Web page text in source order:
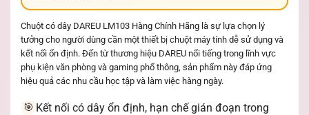
Chuột có dây DAREU LM103 Hàng Chính Hãng là sự lựa chọn lý
tưởng cho người dùng cần một thiết bị chuột máy tính dễ sử dụng và
kết nối ổn định. Đến từ thương hiệu DAREU nổi tiếng trong lĩnh vực
phụ kiện văn phòng và gaming phổ thông, sản phẩm này đáp ứng
hiệu quả các nhu cầu học tập và làm việc hàng ngày.
🎯 Kết nối có dây ổn định, hạn chế gián đoạn trong